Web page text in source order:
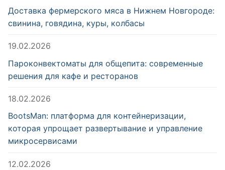
Доставка фермерского мяса в Нижнем Новгороде:
свинина, говядина, куры, колбасы
19.02.2026
Пароконвектоматы для общепита: современные
решения для кафе и ресторанов
18.02.2026
BootsMan: платформа для контейнеризации,
которая упрощает развертывание и управление
микросервисами
12.02.2026